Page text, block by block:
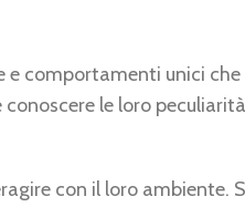
comportamenti unici
le loro
con il loro ambiente.